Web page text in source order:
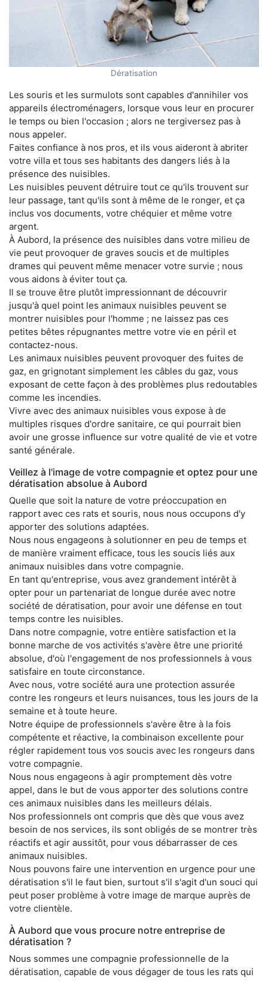
Dératisation
Les souris et les surmulots sont capables d'annihiler vos
appareils électroménagers, lorsque vous leur en procurer
le temps ou bien l'occasion ; alors ne tergiversez pas à
nous appeler.
Faites confiance à nos pros, et ils vous aideront à abriter
votre villa et tous ses habitants des dangers liés à la
présence des nuisibles.
Les nuisibles peuvent détruire tout ce qu'ils trouvent sur
leur passage, tant qu'ils sont à même de le ronger, et ça
inclus vos documents, votre chéquier et même votre
argent.
À Aubord, la présence des nuisibles dans votre milieu de
vie peut provoquer de graves soucis et de multiples
drames qui peuvent même menacer votre survie ; nous
vous aidons à éviter tout ça.
Il se trouve être plutôt impressionnant de découvrir
jusqu'à quel point les animaux nuisibles peuvent se
montrer nuisibles pour l'homme ; ne laissez pas ces
petites bêtes répugnantes mettre votre vie en péril et
contactez-nous.
Les animaux nuisibles peuvent provoquer des fuites de
gaz, en grignotant simplement les câbles du gaz, vous
exposant de cette façon à des problèmes plus redoutables
comme les incendies.
Vivre avec des animaux nuisibles vous expose à de
multiples risques d'ordre sanitaire, ce qui pourrait bien
avoir une grosse influence sur votre qualité de vie et votre
santé générale.
Veillez à l'image de votre compagnie et optez pour une
dératisation absolue à Aubord
Quelle que soit la nature de votre préoccupation en
rapport avec ces rats et souris, nous nous occupons d'y
apporter des solutions adaptées.
Nous nous engageons à solutionner en peu de temps et
de manière vraiment efficace, tous les soucis liés aux
animaux nuisibles dans votre compagnie.
En tant qu'entreprise, vous avez grandement intérêt à
opter pour un partenariat de longue durée avec notre
société de dératisation, pour avoir une défense en tout
temps contre les nuisibles.
Dans notre compagnie, votre entière satisfaction et la
bonne marche de vos activités s'avère être une priorité
absolue, d'où l'engagement de nos professionnels à vous
satisfaire en toute circonstance.
Avec nous, votre société aura une protection assurée
contre les rongeurs et leurs nuisances, tous les jours de la
semaine et à toute heure.
Notre équipe de professionnels s'avère être à la fois
compétente et réactive, la combinaison excellente pour
régler rapidement tous vos soucis avec les rongeurs dans
votre compagnie.
Nous nous engageons à agir promptement dès votre
appel, dans le but de vous apporter des solutions contre
ces animaux nuisibles dans les meilleurs délais.
Nos professionnels ont compris que dès que vous avez
besoin de nos services, ils sont obligés de se montrer très
réactifs et agir aussitôt, pour vous débarrasser de ces
animaux nuisibles.
Nous pouvons faire une intervention en urgence pour une
dératisation s'il le faut bien, surtout s'il s'agit d'un souci qui
peut poser problème à votre image de marque auprès de
votre clientèle.
À Aubord que vous procure notre entreprise de
dératisation ?
Nous sommes une compagnie professionnelle de la
dératisation, capable de vous dégager de tous les rats qui